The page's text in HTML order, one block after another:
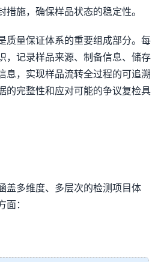
措施，确保样品状态的稳定性。
质量保证体系的重要组成部分。每
，记录样品来源、制备信息、储存
息，实现样品流转全过程的可追溯
的完整性和应对可能的争议复检具
盖多维度、多层次的检测项目体
面：